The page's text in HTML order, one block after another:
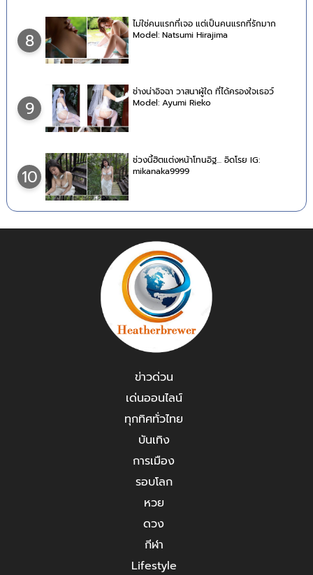
8
ไม่ใช่คนแรกที่เจอ แต่เป็นคนแรกที่รักมาก
Model: Natsumi Hirajima
9
ช่างน่าอิจฉา วาสนาผู้ใด ที่ได้ครองใจเธอว์
Model: Ayumi Rieko
10
ช่วงนี้ฮิตแต่งหน้าโทนอิฐ… อิดโรย IG:
mikanaka9999
ข่าวด่วน
เด่นออนไลน์
ทุกทิศทั่วไทย
บันเทิง
การเมือง
รอบโลก
หวย
ดวง
กีฬา
Lifestyle